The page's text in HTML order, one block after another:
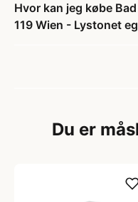
Hvor kan jeg købe
119 Wien - Lystonet
Du er